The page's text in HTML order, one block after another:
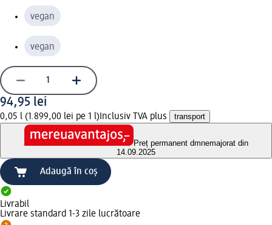
vegan
vegan
94,95 lei
0,05 l (1.899,00 lei pe 1 l) Inclusiv TVA plus transport
Preț permanent dmnemajorat din
14.09.2025
Adaugă în coș
Livrabil
Livrare standard 1-3 zile lucrătoare